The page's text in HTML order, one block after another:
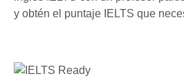
y obtén el puntaje IELTS que